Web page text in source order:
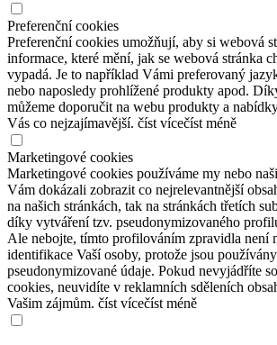
Preferenční cookies
Preferenční cookies umožňují, aby si webová
informace, které mění, jak se webová stránka
vypadá. Je to například Vámi preferovaný
nebo naposledy prohlížené produkty apod.
můžeme doporučit na webu produkty a
Vás co nejzajímavější. číst vícečíst méně
Marketingové cookies
Marketingové cookies používáme my nebo
Vám dokázali zobrazit co nejrelevantnější
na našich stránkách, tak na stránkách třetích
díky vytváření tzv. pseudonymizovaného
Ale nebojte, tímto profilováním zpravidla není
identifikace Vaší osoby, protože jsou
pseudonymizované údaje. Pokud nevyjádříte
cookies, neuvidíte v reklamních sděleních
Vašim zájmům. číst vícečíst méně